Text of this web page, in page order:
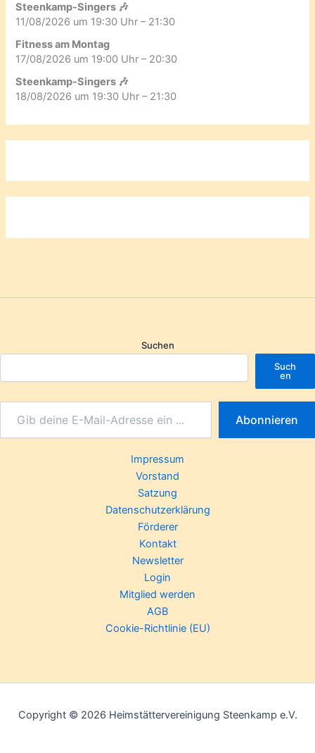
Steenkamp-Singers 🎶
11/08/2026 um 19:30 Uhr – 21:30
Fitness am Montag
17/08/2026 um 19:00 Uhr – 20:30
Steenkamp-Singers 🎶
18/08/2026 um 19:30 Uhr – 21:30
Suchen
Such
en
Abonnieren
Impressum
Vorstand
Satzung
Datenschutzerklärung
Förderer
Kontakt
Newsletter
Login
Mitglied werden
AGB
Cookie-Richtlinie (EU)
Copyright © 2026 Heimstättervereinigung Steenkamp e.V.